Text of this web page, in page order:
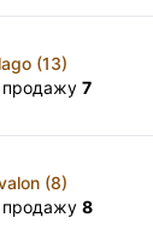
(13)
продажу7
(8)
продажу8